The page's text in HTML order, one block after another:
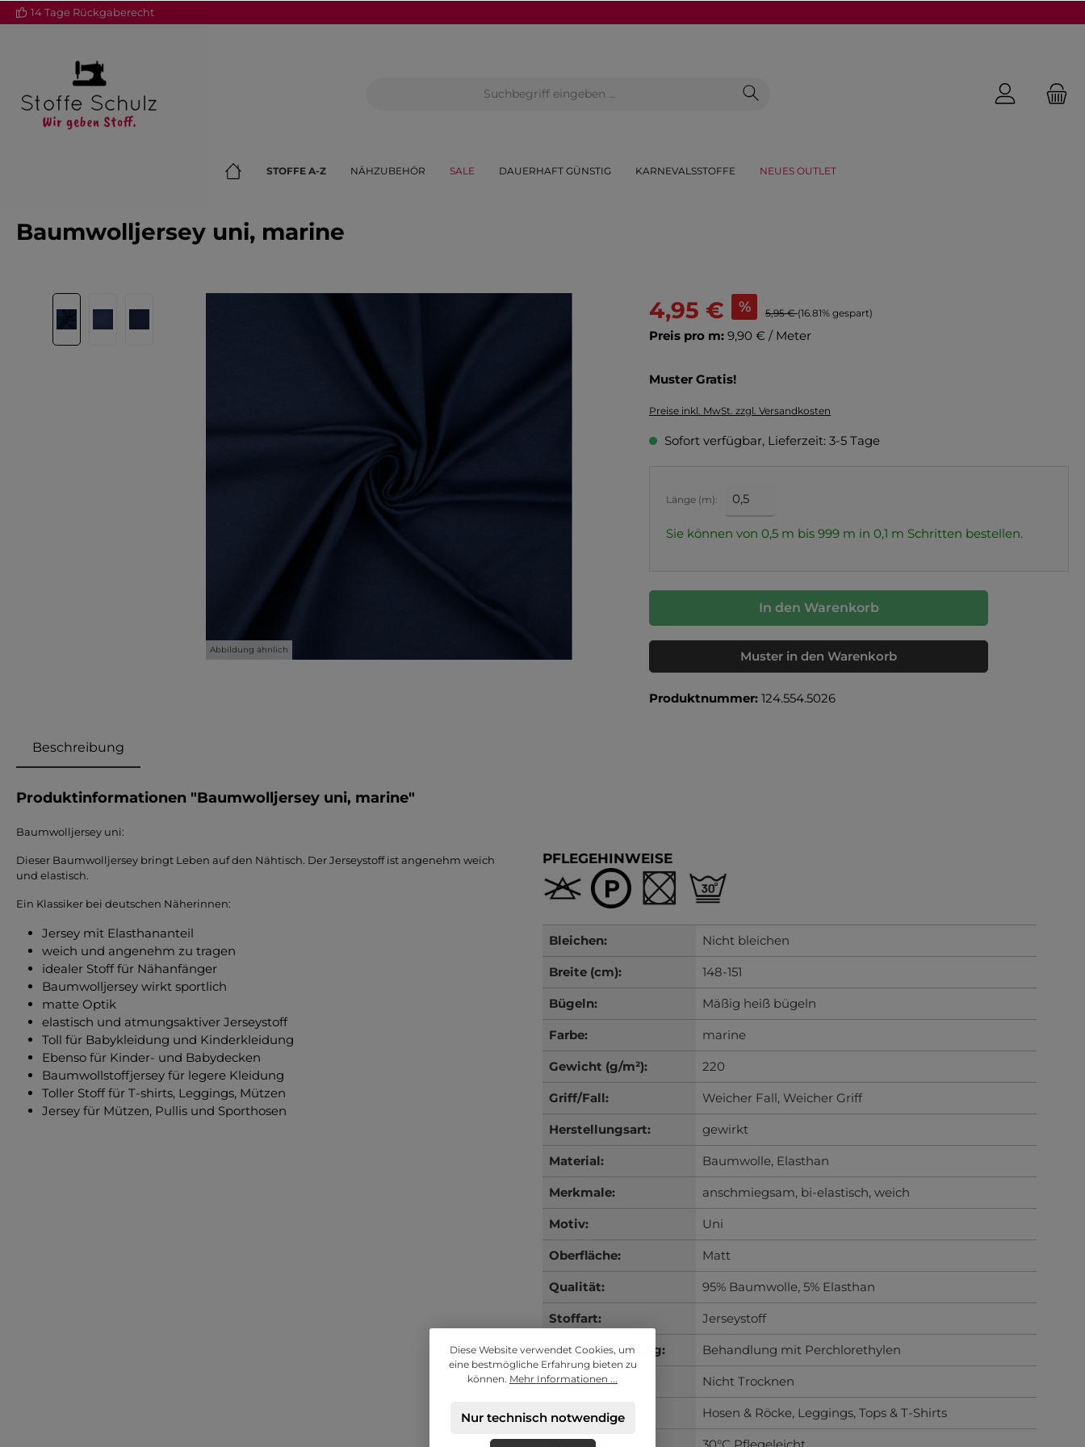
Zur Hauptnavigation springen
14 Tage Rückgaberecht
STOFFE A-Z NÄHZUBEHÖR SALE DAUERHAFT GÜNSTIG KARNEVALSSTOFFE NEUES OUTLET
Baumwolljersey uni, marine
Bildergalerie überspringen
Abbildung ähnlich
4,95 € % 5,95 €(16.81% gespart)
Preis pro m: 9,90 € / Meter
Muster Gratis!
Preise inkl. MwSt. zzgl. Versandkosten
Sofort verfügbar, Lieferzeit: 3-5 Tage
Länge (m):
Sie können von 0,5 m bis 999 m in 0,1 m Schritten bestellen.
In den Warenkorb
Muster in den Warenkorb
Produktnummer: 124.554.5026
Beschreibung
Produktinformationen "Baumwolljersey uni, marine"
Baumwolljersey uni:
Dieser Baumwolljersey bringt Leben auf den Nähtisch. Der Jerseystoff ist angenehm weich
und elastisch.
Ein Klassiker bei deutschen Näherinnen:
Jersey mit Elasthananteil
weich und angenehm zu tragen
idealer Stoff für Nähanfänger
Baumwolljersey wirkt sportlich
matte Optik
elastisch und atmungsaktiver Jerseystoff
Toll für Babykleidung und Kinderkleidung
Ebenso für Kinder- und Babydecken
Baumwollstoffjersey für legere Kleidung
Toller Stoff für T-shirts, Leggings, Mützen
Jersey für Mützen, Pullis und Sporthosen
PFLEGEHINWEISE
Bleichen: Nicht bleichen
Breite (cm): 148-151
Bügeln: Mäßig heiß bügeln
Farbe: marine
Gewicht (g/m²): 220
Griff/Fall: Weicher Fall, Weicher Griff
Herstellungsart: gewirkt
Material: Baumwolle, Elasthan
Merkmale: anschmiegsam, bi-elastisch, weich
Motiv: Uni
Oberfläche: Matt
Qualität: 95% Baumwolle, 5% Elasthan
Stoffart: Jerseystoff
Trockenreinigung: Behandlung mit Perchlorethylen
Trocknen: Nicht Trocknen
Verwendung: Hosen & Röcke, Leggings, Tops & T-Shirts
Diese Website verwendet Cookies, um
eine bestmögliche Erfahrung bieten zu
können. Mehr Informationen ...
Nur technisch notwendige